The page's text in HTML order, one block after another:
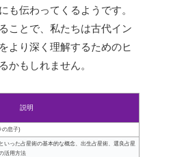
も伝わってくるようです。
ことで、私たちは古代イン
より深く理解するためのヒ
かもしれません。
説明
の息子)
いった占星術の基本的な概念、出生占星術、選良占星
活用方法